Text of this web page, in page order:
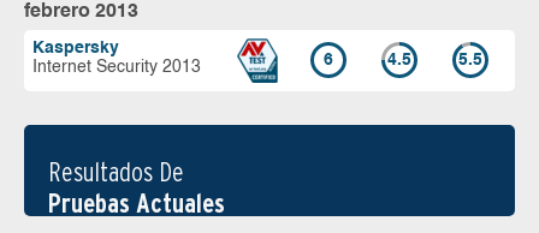
febrero 2013
Kaspersky
Internet Security 2013
6 4.5 5.5
Resultados De
Pruebas Actuales